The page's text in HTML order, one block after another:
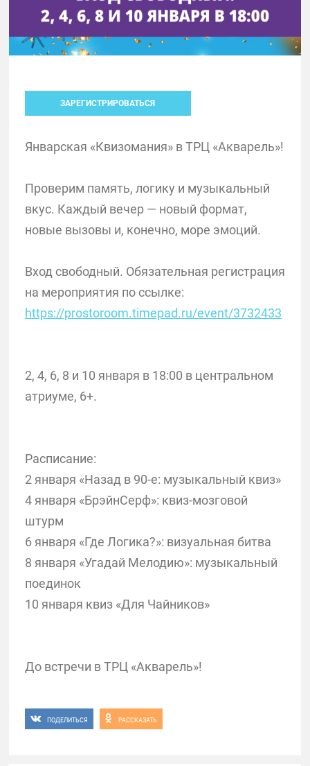
ЗАРЕГИСТРИРОВАТЬСЯ
Январская «Квизомания» в ТРЦ «Акварель»!
Проверим память, логику и музыкальный
вкус. Каждый вечер — новый формат,
новые вызовы и, конечно, море эмоций.
Вход свободный. Обязательная регистрация
на мероприятия по ссылке:
https://prostoroom.timepad.ru/event/3732433
2, 4, 6, 8 и 10 января в 18:00 в центральном
атриуме, 6+.
Расписание:
2 января «Назад в 90-е: музыкальный квиз»
4 января «БрэйнСерф»: квиз-мозговой
штурм
6 января «Где Логика?»: визуальная битва
8 января «Угадай Мелодию»: музыкальный
поединок
10 января квиз «Для Чайников»
До встречи в ТРЦ «Акварель»!
ПОДЕЛИТЬСЯ РАССКАЗАТЬ